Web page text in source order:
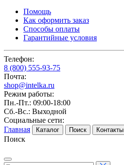
Помощь
Как оформить заказ
Способы оплаты
Гарантийные условия
Телефон:
8 (800) 555-93-75
Почта:
shop@intelka.ru
Режим работы:
Пн.-Пт.: 09:00-18:00
Сб.-Вс.: Выходной
Социальные сети:
Главная
Каталог Поиск Контакты
Поиск